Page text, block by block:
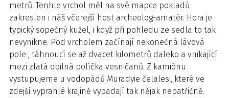
metrů. Tenhle vrchol měl na své mapce pokladů
zakreslen i náš včerejší host archeolog-amatér. Hora je
typický sopečný kužel, i když při pohledu ze sedla to tak
nevynikne. Pod vrcholem začínají nekonečná lávová
pole , táhnoucí se až dvacet kilometrů daleko a vnikající
mezi zlatá obilná políčka vesničanů. Z kamiónu
vystupujeme u vodopádů Muradyie čelalesi, které ve
zdejší vyprahlé krajině vypadají tak nějak nepatřičně.